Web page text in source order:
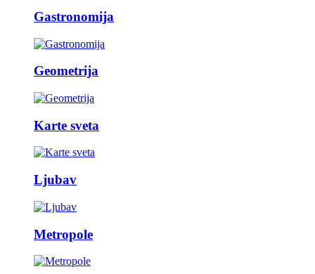
Gastronomija
Geometrija
Karte sveta
Ljubav
Metropole